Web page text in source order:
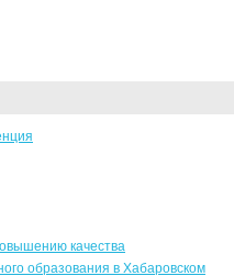
качества
образования в Хабаровском